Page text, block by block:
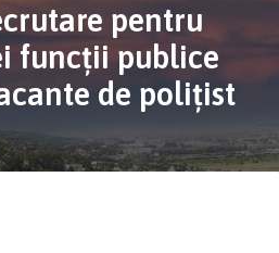
pentru
funcţii publice
de poliţist